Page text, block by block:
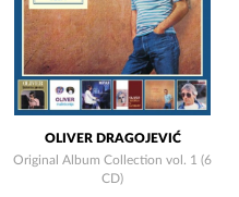
OLIVER DRAGOJEVIĆ
Original Album Collection vol. 1 (6
CD)